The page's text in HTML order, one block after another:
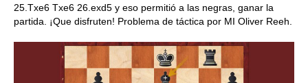
25.Txe6 Txe6 26.exd5 y eso permitió a las negras, ganar la
partida. ¡Que disfruten! Problema de táctica por MI Oliver Reeh.